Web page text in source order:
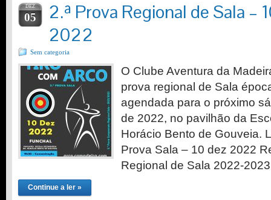
DEZ
05
2.ª Prova Regional de Sala –
2022
Sem categoria
O Clube Aventura da
prova regional de Sala
agendada para o próximo
de 2022, no pavilhão da
Horácio Bento de Gouveia.
Prova Sala – 10 dez 2022
Regional de Sala 2022-
Continue a ler »